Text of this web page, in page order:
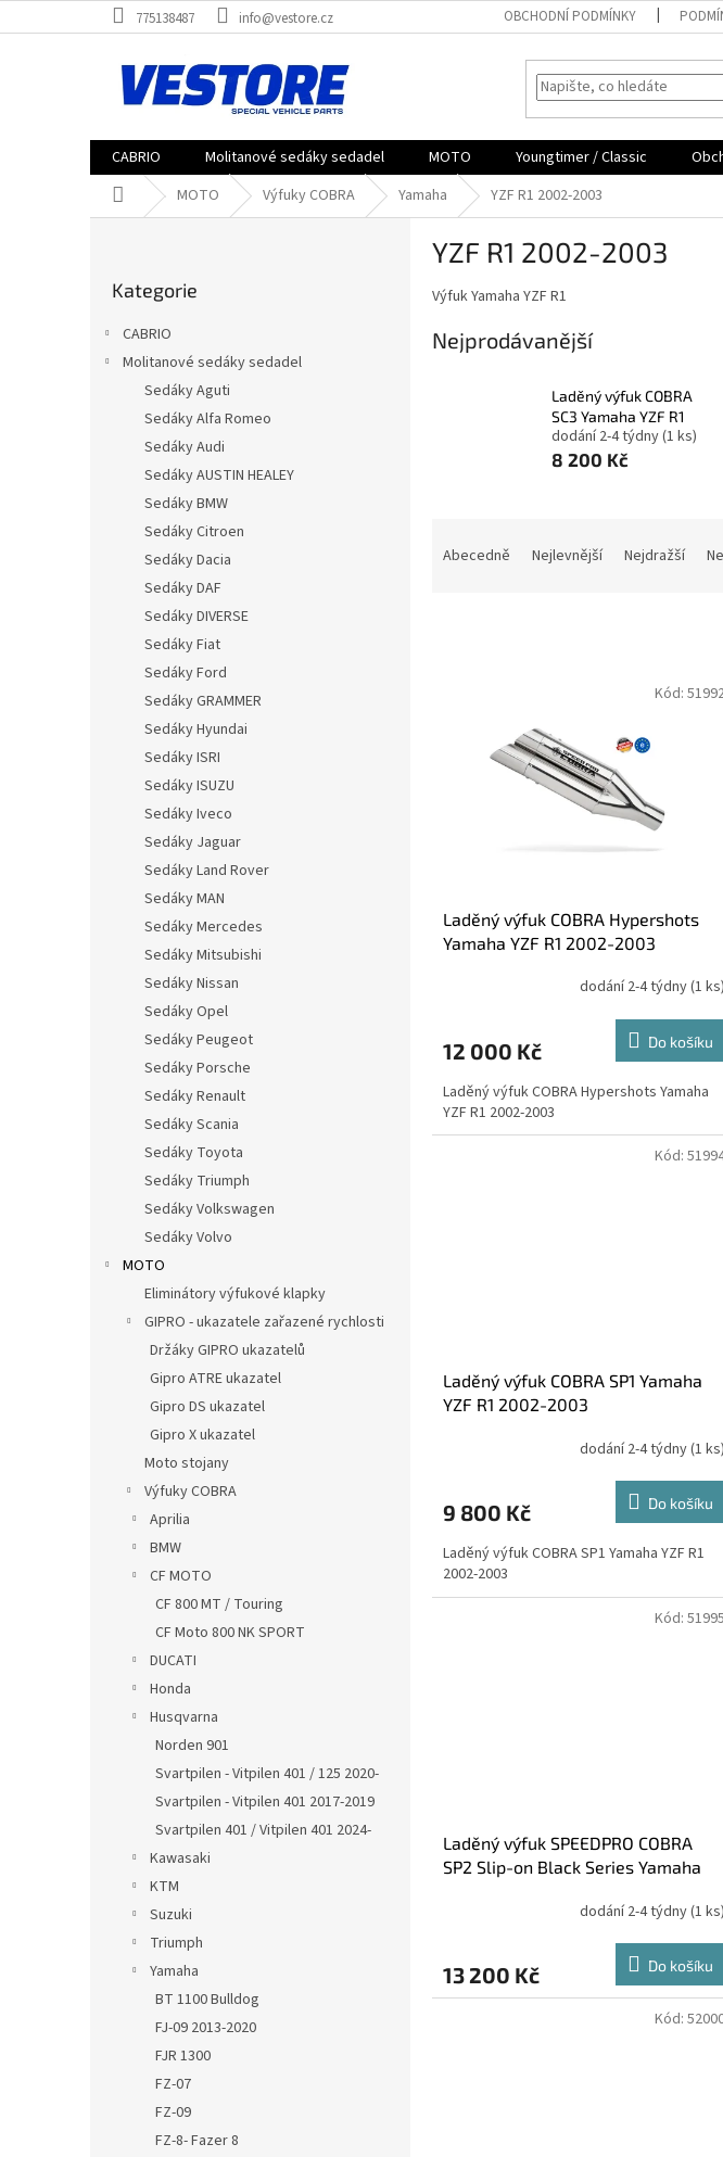
na
775138487 info@vestore.cz OBCHODNÍ PODMÍNKY
CABRIO Molitanové sedáky sedadel MOTO Youngtimer / Classic
Domů MOTO Výfuky COBRA Yamaha YZF R1 2002-2003
kategorie
Kategorie
CABRIO
Molitanové sedáky sedadel
Sedáky Aguti
Sedáky Alfa Romeo
Sedáky Audi
Sedáky AUSTIN HEALEY
Sedáky BMW
Sedáky Citroen
Sedáky Dacia
Sedáky DAF
Sedáky DIVERSE
Sedáky Fiat
Sedáky Ford
Sedáky GRAMMER
Sedáky Hyundai
Sedáky ISRI
Sedáky ISUZU
Sedáky Iveco
Sedáky Jaguar
Sedáky Land Rover
Sedáky MAN
Sedáky Mercedes
Sedáky Mitsubishi
Sedáky Nissan
Sedáky Opel
Sedáky Peugeot
Sedáky Porsche
Sedáky Renault
Sedáky Scania
Sedáky Toyota
Sedáky Triumph
Sedáky Volkswagen
Sedáky Volvo
MOTO
Eliminátory výfukové klapky
GIPRO - ukazatele zařazené rychlosti
Držáky GIPRO ukazatelů
Gipro ATRE ukazatel
Gipro DS ukazatel
Gipro X ukazatel
Moto stojany
Výfuky COBRA
Aprilia
BMW
CF MOTO
CF 800 MT / Touring
CF Moto 800 NK SPORT
DUCATI
Honda
Husqvarna
Norden 901
Svartpilen - Vitpilen 401 / 125 2020-
Svartpilen - Vitpilen 401 2017-2019
Svartpilen 401 / Vitpilen 401 2024-
Kawasaki
KTM
Suzuki
Triumph
Yamaha
BT 1100 Bulldog
FJ-09 2013-2020
FJR 1300
FZ-07
FZ-09
FZ-8- Fazer 8
YZF R1 2002-2003
Výfuk Yamaha YZF R1
Nejprodávanější
Laděný výfuk COBRA
SC3 Yamaha YZF R1
dodání 2-4 týdny(1 ks)
8 200 Kč
Abecedně Nejlevnější Nejdražší
Laděný výfuk COBRA Hypershots
Yamaha YZF R1 2002-2003
dodání 2-4 týdny(1 ks)
12 000 Kč Do košíku
Laděný výfuk COBRA Hypershots Yamaha
YZF R1 2002-2003
Kód:
Laděný výfuk COBRA SP1 Yamaha
YZF R1 2002-2003
dodání 2-4 týdny(1 ks)
9 800 Kč Do košíku
Laděný výfuk COBRA SP1 Yamaha YZF R1
2002-2003
Kód:
Laděný výfuk SPEEDPRO COBRA
SP2 Slip-on Black Series Yamaha
dodání 2-4 týdny(1 ks)
13 200 Kč Do košíku
Kód: 51995
Kód: